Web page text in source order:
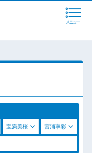
メニュー
宝満美桜 宮浦寧彩